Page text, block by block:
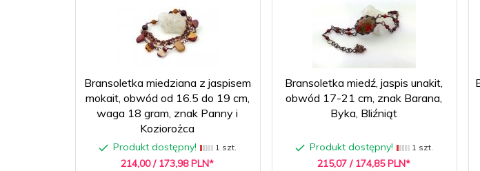
Bransoletka miedziana z jaspisem
mokait, obwód od 16.5 do 19 cm,
waga 18 gram, znak Panny i
Koziorożca
Produkt dostępny! 1 szt.
214,00 / 173,98 PLN*
Bransoletka miedź, jaspis unakit,
obwód 17-21 cm, znak Barana,
Byka, Bliźniąt
Produkt dostępny! 1 szt.
215,07 / 174,85 PLN*